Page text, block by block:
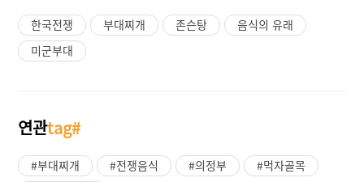
한국전쟁 부대찌개 존슨탕
음식의 유래
미군부대
연관tag#
#부대찌개 #전쟁음식 #의정부
#먹자골목